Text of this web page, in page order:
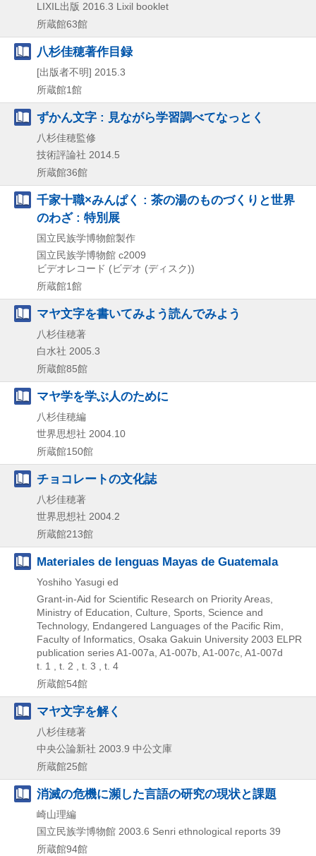
LIXIL出版 2016.3 Lixil booklet
所蔵館63館
八杉佳穂著作目録
[出版者不明] 2015.3
所蔵館1館
ずかん文字 : 見ながら学習調べてなっとく
八杉佳穂監修
技術評論社 2014.5
所蔵館36館
千家十職×みんぱく : 茶の湯のものづくりと世界
のわざ : 特別展
国立民族学博物館製作
国立民族学博物館 c2009
ビデオレコード (ビデオ (ディスク))
所蔵館1館
マヤ文字を書いてみよう読んでみよう
八杉佳穂著
白水社 2005.3
所蔵館85館
マヤ学を学ぶ人のために
八杉佳穂編
世界思想社 2004.10
所蔵館150館
チョコレートの文化誌
八杉佳穂著
世界思想社 2004.2
所蔵館213館
Materiales de lenguas Mayas de Guatemala
Yoshiho Yasugi ed
Grant-in-Aid for Scientific Research on Priority Areas,
Ministry of Education, Culture, Sports, Science and
Technology, Endangered Languages of the Pacific Rim,
Faculty of Informatics, Osaka Gakuin University 2003 ELPR
publication series A1-007a, A1-007b, A1-007c, A1-007d
t. 1 , t. 2 , t. 3 , t. 4
所蔵館54館
マヤ文字を解く
八杉佳穂著
中央公論新社 2003.9 中公文庫
所蔵館25館
消滅の危機に瀕した言語の研究の現状と課題
崎山理編
国立民族学博物館 2003.6 Senri ethnological reports 39
所蔵館94館